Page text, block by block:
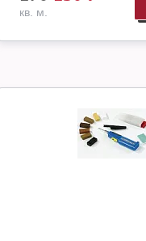
кв. м.